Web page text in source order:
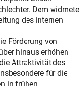
Dem widmete
des internen
Förderung von
hinaus erhöhen
Attraktivität des
für die
in frühen